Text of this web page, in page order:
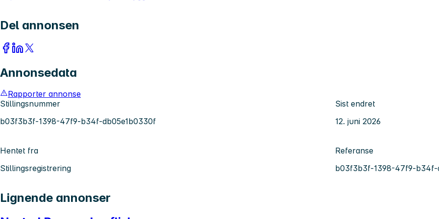
Del annonsen
Annonsedata
Rapporter annonse
Stillingsnummer
b03f3b3f-1398-47f9-b34f-db05e1b0330f
Sist endret
12. juni 2026
Hentet fra
Stillingsregistrering
Referanse
b03f3b3f-1398-47f9-b34f-
Lignende annonser